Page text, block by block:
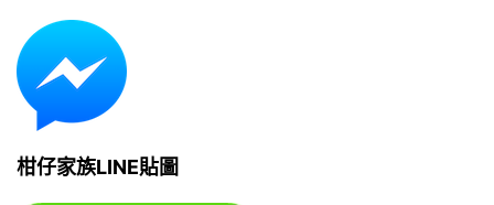
柑仔家族LINE貼圖